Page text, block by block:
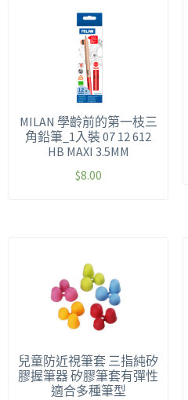
MILAN 學齡前的第一枝三
角鉛筆_1入裝 07 12 612
HB MAXI 3.5MM
$8.00
兒童防近視筆套 三指純矽
膠握筆器 矽膠筆套有彈性
適合多種筆型